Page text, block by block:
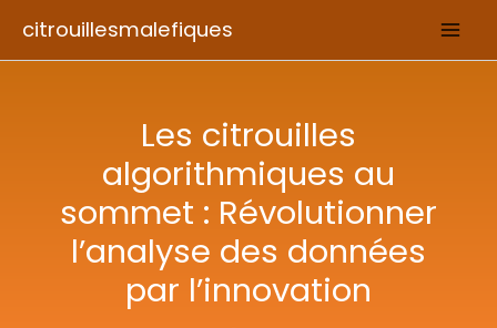
citrouillesmalefiques
Les citrouilles
algorithmiques au
sommet : Révolutionner
l’analyse des données
par l’innovation